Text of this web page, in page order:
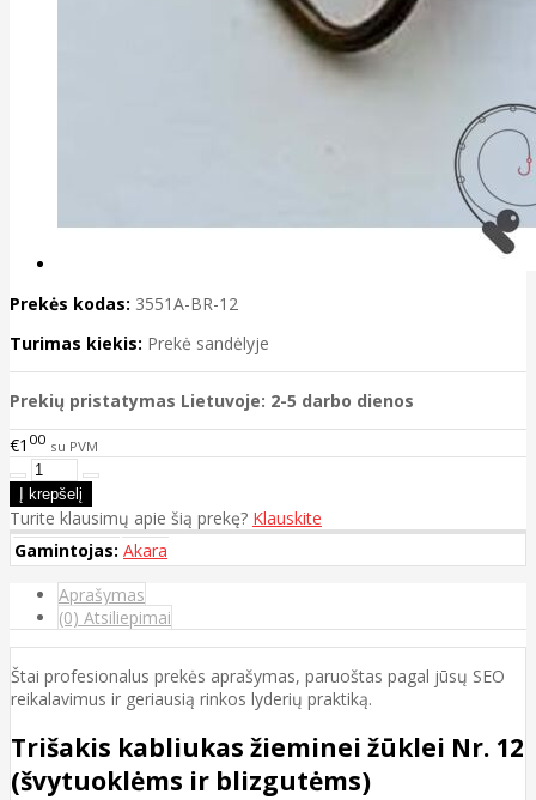
Prekės kodas: 3551A-BR-12
Turimas kiekis: Prekė sandėlyje
Prekių pristatymas Lietuvoje: 2-5 darbo dienos
€1 00 su PVM
Turite klausimų apie šią prekę? Klauskite
Gamintojas: Akara
Aprašymas
(0) Atsiliepimai
Štai profesionalus prekės aprašymas, paruoštas pagal jūsų SEO
reikalavimus ir geriausią rinkos lyderių praktiką.
Trišakis kabliukas žieminei žūklei Nr. 12
(švytuoklėms ir blizgutėms)